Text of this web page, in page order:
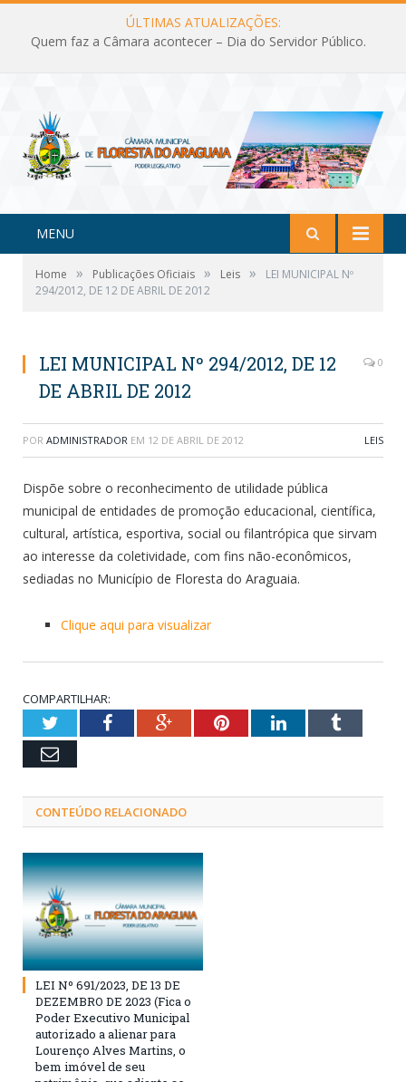
ÚLTIMAS ATUALIZAÇÕES:
Quem faz a Câmara acontecer – Dia do Servidor Público.
MENU
Home » Publicações Oficiais » Leis »
LEI MUNICIPAL Nº
294/2012, DE 12 DE ABRIL DE 2012
LEI MUNICIPAL Nº 294/2012, DE 12
DE ABRIL DE 2012
0
POR ADMINISTRADOR EM 12 DE ABRIL DE 2012 LEIS
Dispõe sobre o reconhecimento de utilidade pública
municipal de entidades de promoção educacional, científica,
cultural, artística, esportiva, social ou filantrópica que sirvam
ao interesse da coletividade, com fins não-econômicos,
sediadas no Município de Floresta do Araguaia.
Clique aqui para visualizar
COMPARTILHAR:
TwitterFacebookGoogle+PinterestLinkedInTumblr
Email
CONTEÚDO RELACIONADO
LEI Nº 691/2023, DE 13 DE
DEZEMBRO DE 2023 (Fica o
Poder Executivo Municipal
autorizado a alienar para
Lourenço Alves Martins, o
bem imóvel de seu